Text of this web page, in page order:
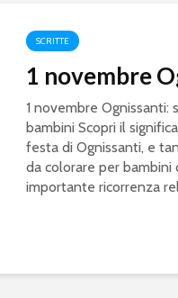
SCRITTE
1 novembre
1 novembre Ognissanti:
bambini Scopri il
festa di Ognissanti, e
da colorare per bambini
importante ricorrenza